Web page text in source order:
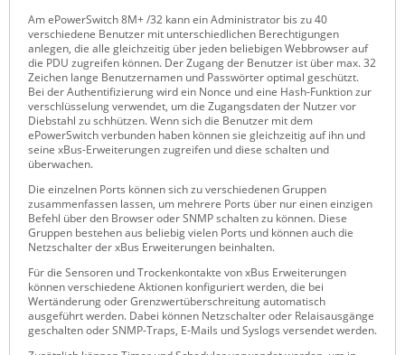
News zu unseren Herstellern
Am ePowerSwitch 8M+ /32 kann ein Administrator bis zu 40
verschiedene Benutzer mit unterschiedlichen Berechtigungen
anlegen, die alle gleichzeitig über jeden beliebigen Webbrowser auf
die PDU zugreifen können. Der Zugang der Benutzer ist über max. 32
Zeichen lange Benutzernamen und Passwörter optimal geschützt.
Bei der Authentifizierung wird ein Nonce und eine Hash-Funktion zur
verschlüsselung verwendet, um die Zugangsdaten der Nutzer vor
Diebstahl zu schhützen. Wenn sich die Benutzer mit dem
ePowerSwitch verbunden haben können sie gleichzeitig auf ihn und
seine xBus-Erweiterungen zugreifen und diese schalten und
überwachen.
Die einzelnen Ports können sich zu verschiedenen Gruppen
zusammenfassen lassen, um mehrere Ports über nur einen einzigen
Befehl über den Browser oder SNMP schalten zu können. Diese
Gruppen bestehen aus beliebig vielen Ports und können auch die
Netzschalter der xBus Erweiterungen beinhalten.
Für die Sensoren und Trockenkontakte von xBus Erweiterungen
können verschiedene Aktionen konfiguriert werden, die bei
Wertänderung oder Grenzwertüberschreitung automatisch
ausgeführt werden. Dabei können Netzschalter oder Relaisausgänge
geschalten oder SNMP-Traps, E-Mails und Syslogs versendet werden.